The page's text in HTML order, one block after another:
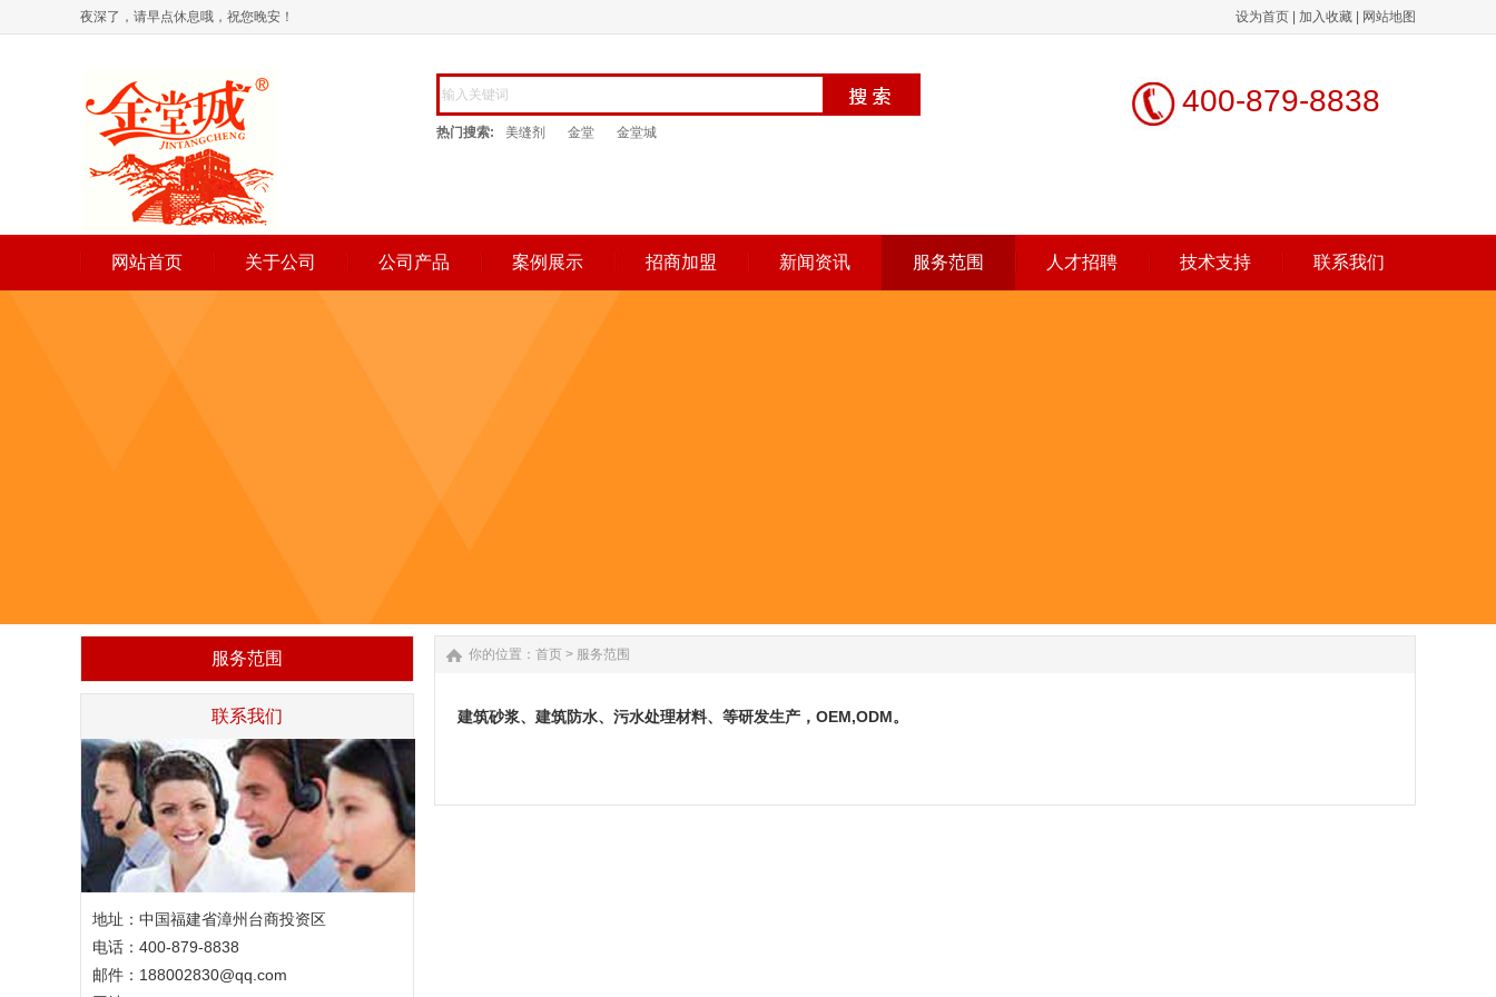
夜深了，请早点休息哦，祝您晚安！ 设为首页 加入收藏 网站地图
热门搜索: 美缝剂 金堂 金堂城
400-879-8838
网站首页 关于公司 公司产品 案例展示 招商加盟 新闻资讯 服务范围 人才招聘 技术支持 联系我们
服务范围
联系我们
地址：中国福建省漳州台商投资区
电话：400-879-8838
邮件：188002830@qq.com
你的位置： 首页 > 服务范围
建筑砂浆、建筑防水、污水处理材料、等研发生产，OEM,ODM。